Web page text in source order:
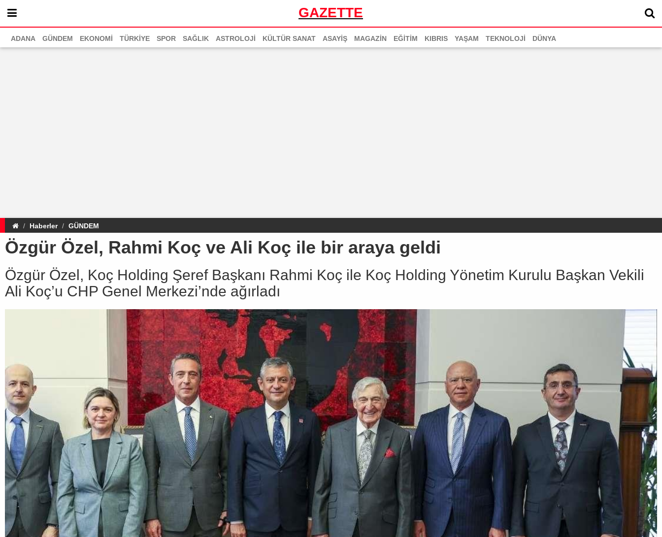
GAZETTE
ADANA GÜNDEM EKONOMİ TÜRKİYE SPOR SAĞLIK ASTROLOJİ KÜLTÜR SANAT ASAYİŞ MAGAZİN EĞİTİM KIBRIS YAŞAM TEKNOLOJİ DÜNYA
Haberler GÜNDEM
Özgür Özel, Rahmi Koç ve Ali Koç ile bir araya geldi
Özgür Özel, Koç Holding Şeref Başkanı Rahmi Koç ile Koç Holding Yönetim Kurulu Başkan Vekili
Ali Koç’u CHP Genel Merkezi’nde ağırladı